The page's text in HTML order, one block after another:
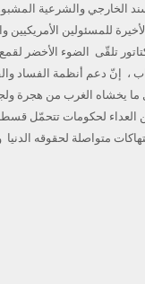
الخارجي والشرعية
للمسئولين الأمريكيين
تلقّى الضوء الأخضر
، إنّ دعم أنظمة الفساد
ما يخشاه الغرب من هجرة
العداء لحكومات تتحمّل
متواصلة لحقوقه الدنيا